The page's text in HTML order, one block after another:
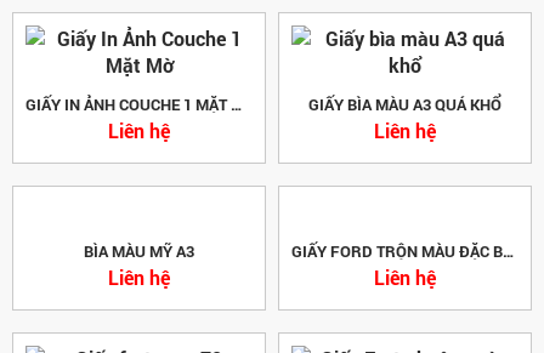
GIẤY IN ẢNH COUCHE 1 MẶT MỜ
Liên hệ
GIẤY BÌA MÀU A3 QUÁ KHỔ
Liên hệ
BÌA MÀU MỸ A3
Liên hệ
GIẤY FORD TRỘN MÀU ĐẶC BIỆT A4
Liên hệ